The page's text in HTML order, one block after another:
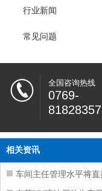
行业新闻
常见问题
全国咨询热线
0769-
81828357
相关资讯